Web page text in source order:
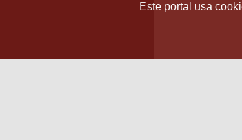
Este portal usa